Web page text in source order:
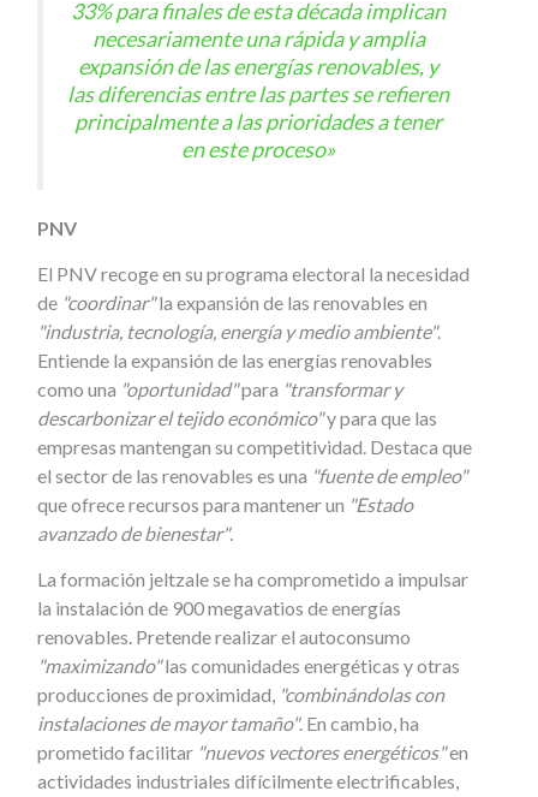
33% para finales de esta década implican
necesariamente una rápida y amplia
expansión de las energías renovables, y
las diferencias entre las partes se refieren
principalmente a las prioridades a tener
en este proceso»
PNV
El PNV recoge en su programa electoral la necesidad
de "coordinar"la expansión de las renovables en
"industria, tecnología, energía y medio ambiente".
Entiende la expansión de las energías renovables
como una "oportunidad"para "transformar y
descarbonizar el tejido económico"y para que las
empresas mantengan su competitividad. Destaca que
el sector de las renovables es una "fuente de empleo"
que ofrece recursos para mantener un "Estado
avanzado de bienestar".
La formación jeltzale se ha comprometido a impulsar
la instalación de 900 megavatios de energías
renovables. Pretende realizar el autoconsumo
"maximizando"las comunidades energéticas y otras
producciones de proximidad, "combinándolas con
instalaciones de mayor tamaño". En cambio, ha
prometido facilitar "nuevos vectores energéticos"en
actividades industriales difícilmente electrificables,